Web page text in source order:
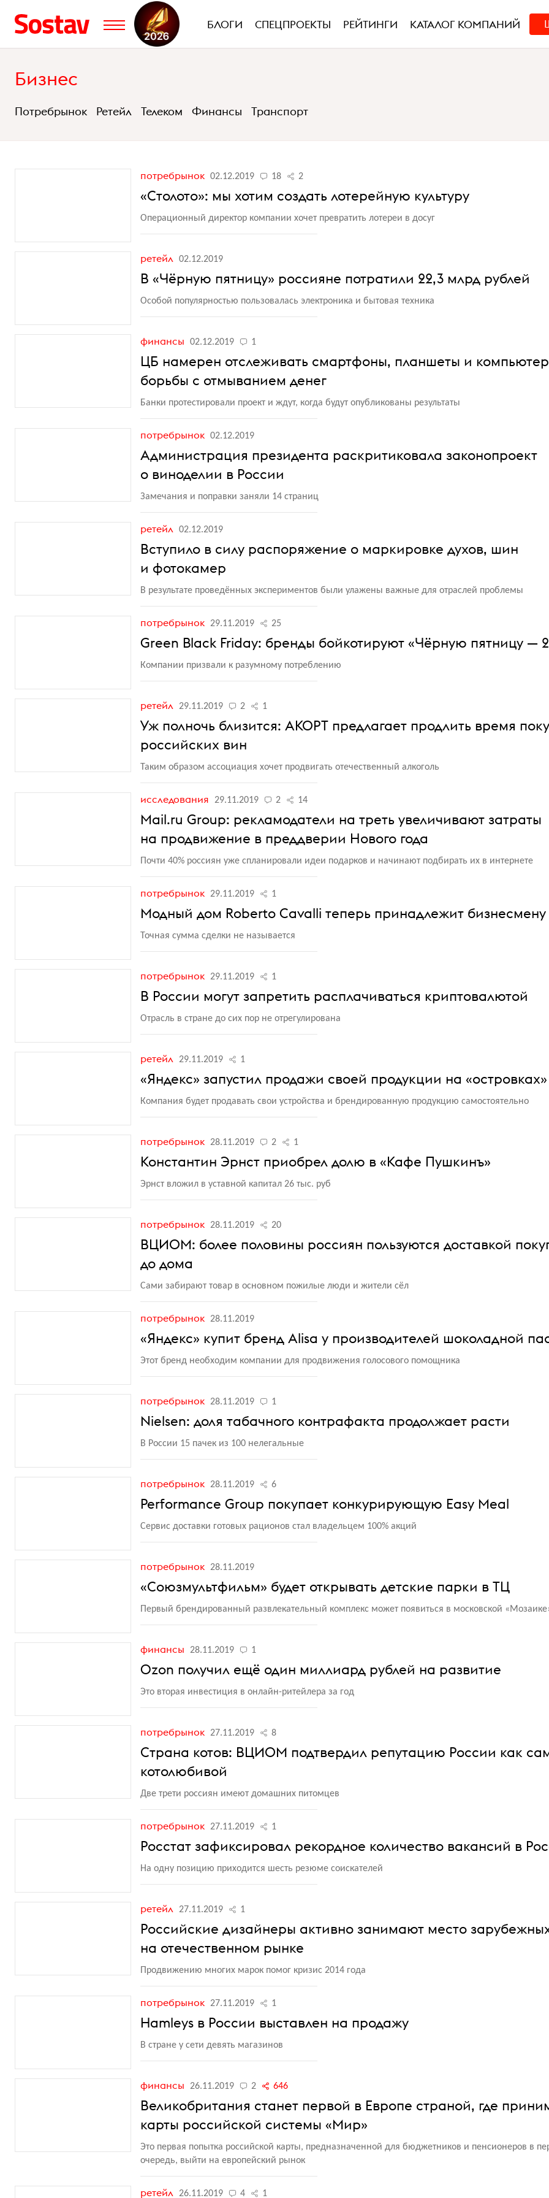
БЛОГИ СПЕЦПРОЕКТЫ РЕЙТИНГИ КАТАЛОГ КОМПАНИЙ
Бизнес
Потребрынок Ретейл Телеком Финансы Транспорт
потребрынок 02.12.2019 18 2
«Столото»: мы хотим создать лотерейную культуру
Операционный директор компании хочет превратить лотереи в досуг
ретейл 02.12.2019
В «Чёрную пятницу» россияне потратили 22,3 млрд рублей
Особой популярностью пользовалась электроника и бытовая техника
финансы 02.12.2019 1
ЦБ намерен отслеживать смартфоны, планшеты и
борьбы с отмыванием денег
Банки протестировали проект и ждут, когда будут опубликованы результаты
потребрынок 02.12.2019
Администрация президента раскритиковала законопроект
о виноделии в России
Замечания и поправки заняли 14 страниц
ретейл 02.12.2019
Вступило в силу распоряжение о маркировке духов, шин
и фотокамер
В результате проведённых экспериментов были улажены важные для отраслей проблемы
потребрынок 29.11.2019 25
Green Black Friday: бренды бойкотируют «Чёрную пятницу —
Компании призвали к разумному потреблению
ретейл 29.11.2019 2 1
Уж полночь близится: АКОРТ предлагает продлить время
российских вин
Таким образом ассоциация хочет продвигать отечественный алкоголь
исследования 29.11.2019 2 14
Mail.ru Group: рекламодатели на треть увеличивают затраты
на продвижение в преддверии Нового года
Почти 40% россиян уже спланировали идеи подарков и начинают подбирать их в интернете
потребрынок 29.11.2019 1
Модный дом Roberto Cavalli теперь принадлежит
Точная сумма сделки не называется
потребрынок 29.11.2019 1
В России могут запретить расплачиваться криптовалютой
Отрасль в стране до сих пор не отрегулирована
ретейл 29.11.2019 1
«Яндекс» запустил продажи своей продукции на
Компания будет продавать свои устройства и брендированную продукцию самостоятельно
потребрынок 28.11.2019 2 1
Константин Эрнст приобрел долю в «Кафе Пушкинъ»
Эрнст вложил в уставной капитал 26 тыс. руб
потребрынок 28.11.2019 20
ВЦИОМ: более половины россиян пользуются доставкой
до дома
Сами забирают товар в основном пожилые люди и жители сёл
потребрынок 28.11.2019
«Яндекс» купит бренд Alisa у производителей шоколадной
Этот бренд необходим компании для продвижения голосового помощника
потребрынок 28.11.2019 1
Nielsen: доля табачного контрафакта продолжает расти
В России 15 пачек из 100 нелегальные
потребрынок 28.11.2019 6
Performance Group покупает конкурирующую Easy Meal
Сервис доставки готовых рационов стал владельцем 100% акций
потребрынок 28.11.2019
«Союзмультфильм» будет открывать детские парки в ТЦ
Первый брендированный развлекательный комплекс может появиться в московской «
финансы 28.11.2019 1
Ozon получил ещё один миллиард рублей на развитие
Это вторая инвестиция в онлайн-ритейлера за год
потребрынок 27.11.2019 8
Страна котов: ВЦИОМ подтвердил репутацию России как
котолюбивой
Две трети россиян имеют домашних питомцев
потребрынок 27.11.2019 1
Росстат зафиксировал рекордное количество вакансий в
На одну позицию приходится шесть резюме соискателей
ретейл 27.11.2019 1
Российские дизайнеры активно занимают место
на отечественном рынке
Продвижению многих марок помог кризис 2014 года
потребрынок 27.11.2019 1
Hamleys в России выставлен на продажу
В стране у сети девять магазинов
финансы 26.11.2019 2 646
Великобритания станет первой в Европе страной, где
карты российской системы «Мир»
Это первая попытка российской карты, предназначенной для бюджетников и пенсионеров в
очередь, выйти на европейский рынок
ретейл 26.11.2019 4 1